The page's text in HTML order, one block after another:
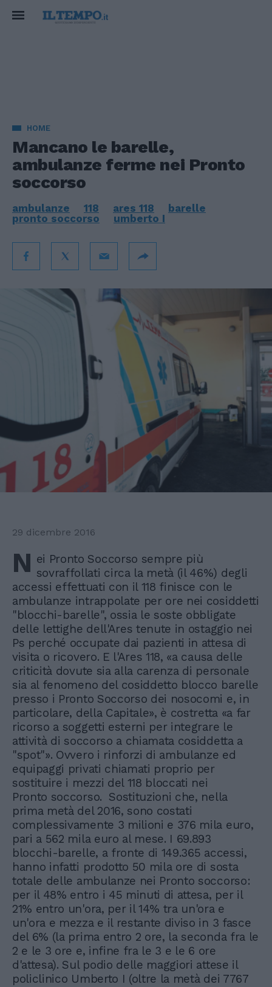
HOME
Mancano le barelle,
ambulanze ferme nei Pronto
soccorso
ambulanze 118 ares 118
barelle
pronto soccorso
umberto I
29 dicembre 2016
N ei Pronto Soccorso sempre più
sovraffollati circa la metà (il 46%) degli
accessi effettuati con il 118 finisce con le
ambulanze intrappolate per ore nei cosiddetti
"blocchi-barelle", ossia le soste obbligate
delle lettighe dell'Ares tenute in ostaggio nei
Ps perché occupate dai pazienti in attesa di
visita o ricovero. E l'Ares 118, «a causa delle
criticità dovute sia alla carenza di personale
sia al fenomeno del cosiddetto blocco barelle
presso i Pronto Soccorso dei nosocomi e, in
particolare, della Capitale», è costretta «a far
ricorso a soggetti esterni per integrare le
attività di soccorso a chiamata cosiddetta a
"spot"». Ovvero i rinforzi di ambulanze ed
equipaggi privati chiamati proprio per
sostituire i mezzi del 118 bloccati nei
Pronto soccorso. Sostituzioni che, nella
prima metà del 2016, sono costati
complessivamente 3 milioni e 376 mila euro,
pari a 562 mila euro al mese. I 69.893
blocchi-barelle, a fronte di 149.365 accessi,
hanno infatti prodotto 50 mila ore di sosta
totale delle ambulanze nei Pronto soccorso:
per il 48% entro i 45 minuti di attesa, per il
21% entro un'ora, per il 14% tra un'ora e
un'ora e mezza e il restante diviso in 3 fasce
del 6% (la prima entro 2 ore, la seconda fra le
2 e le 3 ore e, infine fra le 3 e le 6 ore
d'attesa). Sul podio delle maggiori attese il
policlinico Umberto I (oltre la metà dei 7767